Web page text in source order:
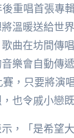
重唱首張專
溫暖送給世
曲在坊間傳
樂會自動傳
，只要將演
也令戚小戀
，「是希望